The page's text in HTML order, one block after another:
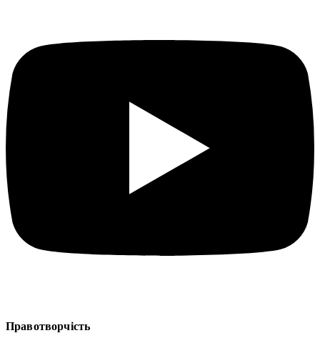
Правотворчість